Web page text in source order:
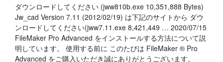
ダウンロードしてください (jww810b.exe 10,351,888 Bytes)
Jw_cad Version 7.11 (2012/02/19) は下記のサイトから ダウ
ンロードしてください(jww7.11.exe 8,421,449 … 2020/07/15
FileMaker Pro Advanced をインストールする方法について説
明しています。 使用する前に このたびは FileMaker ® Pro
Advanced をご購入いただき誠にありがとうございます。